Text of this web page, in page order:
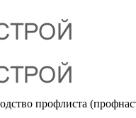
профлиста